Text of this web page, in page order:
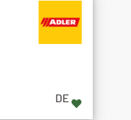
DE